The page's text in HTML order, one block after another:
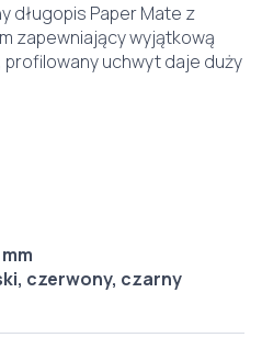
długopis Paper Mate z
zapewniający wyjątkową
profilowany uchwyt daje duży
czerwony, czarny